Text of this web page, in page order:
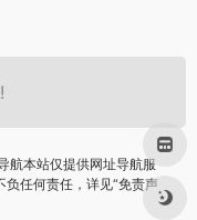
航本站仅提供网址导航服
负任何责任，详见“免责声